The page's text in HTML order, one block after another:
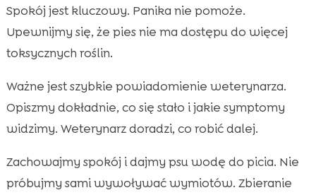
Spokój jest kluczowy. Panika nie pomoże.
Upewnijmy się, że pies nie ma dostępu do więcej
toksycznych roślin.
Ważne jest szybkie powiadomienie weterynarza.
Opiszmy dokładnie, co się stało i jakie symptomy
widzimy. Weterynarz doradzi, co robić dalej.
Zachowajmy spokój i dajmy psu wodę do picia. Nie
próbujmy sami wywoływać wymiotów. Zbieranie